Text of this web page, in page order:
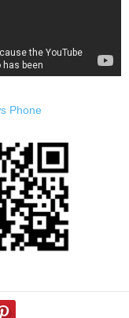
Phone